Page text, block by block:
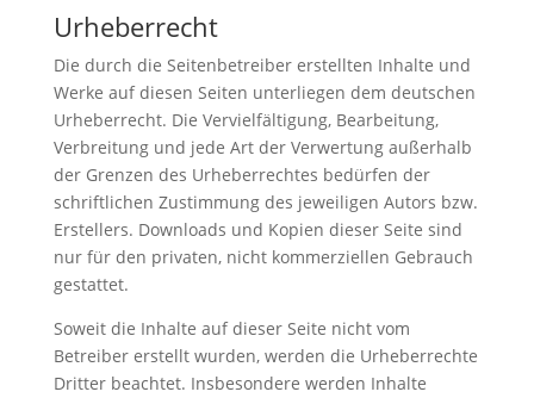
Urheberrecht
Die durch die Seitenbetreiber erstellten Inhalte und
Werke auf diesen Seiten unterliegen dem deutschen
Urheberrecht. Die Vervielfältigung, Bearbeitung,
Verbreitung und jede Art der Verwertung außerhalb
der Grenzen des Urheberrechtes bedürfen der
schriftlichen Zustimmung des jeweiligen Autors bzw.
Erstellers. Downloads und Kopien dieser Seite sind
nur für den privaten, nicht kommerziellen Gebrauch
gestattet.
Soweit die Inhalte auf dieser Seite nicht vom
Betreiber erstellt wurden, werden die Urheberrechte
Dritter beachtet. Insbesondere werden Inhalte